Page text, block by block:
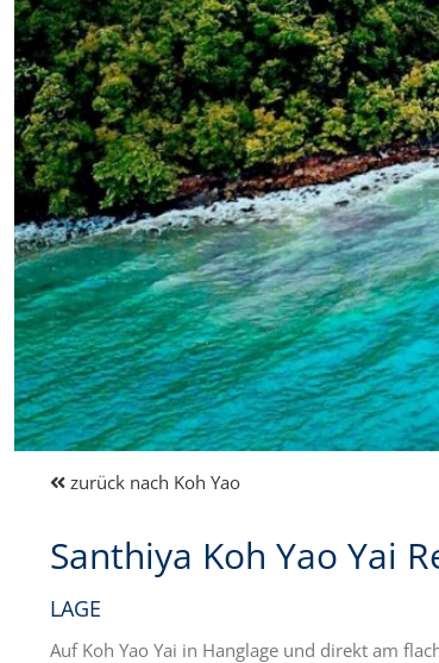
zurück nach Koh Yao
Santhiya Koh Yao Yai
LAGE
Auf Koh Yao Yai in Hanglage und direkt am